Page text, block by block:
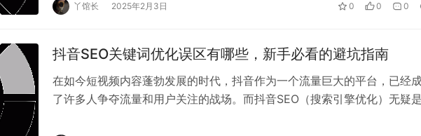
丫馆长 2025年2月3日 0 0 0
抖音SEO关键词优化误区有哪些，新手必看的避坑指南
在如今短视频内容蓬勃发展的时代，抖音作为一个流量巨大的平台，已经
了许多人争夺流量和用户关注的战场。而抖音SEO（搜索引擎优化）无疑